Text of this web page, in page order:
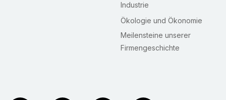
Industrie
Ökologie und Ökonomie
Meilensteine unserer
Firmengeschichte